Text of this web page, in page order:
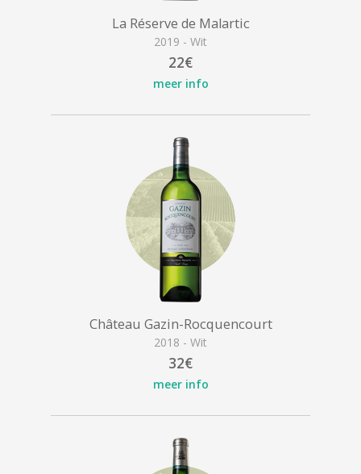
La Réserve de Malartic
2019 - Wit
22€
meer info
Château Gazin-Rocquencourt
2018 - Wit
32€
meer info